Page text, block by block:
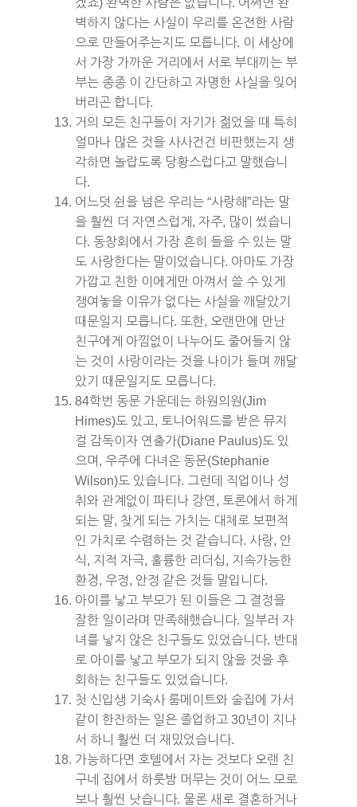
벽하지 않다는 사실이 우리를 온전한 사람
으로 만들어주는지도 모릅니다. 이 세상에
서 가장 가까운 거리에서 서로 부대끼는 부
부는 종종 이 간단하고 자명한 사실을 잊어
버리곤 합니다.
거의 모든 친구들이 자기가 젊었을 때 특히
얼마나 많은 것을 사사건건 비판했는지 생
각하면 놀랍도록 당황스럽다고 말했습니
다.
어느덧 쉰을 넘은 우리는 “사랑해”라는 말
을 훨씬 더 자연스럽게, 자주, 많이 썼습니
다. 동창회에서 가장 흔히 들을 수 있는 말
도 사랑한다는 말이었습니다. 아마도 가장
가깝고 친한 이에게만 아껴서 쓸 수 있게
쟁여놓을 이유가 없다는 사실을 깨달았기
때문일지 모릅니다. 또한, 오랜만에 만난
친구에게 아낌없이 나누어도 줄어들지 않
는 것이 사랑이라는 것을 나이가 들며 깨달
았기 때문일지도 모릅니다.
84학번 동문 가운데는 하원의원(Jim
Himes)도 있고, 토니어워드를 받은 뮤지
컬 감독이자 연출가(Diane Paulus)도 있
으며, 우주에 다녀온 동문(Stephanie
Wilson)도 있습니다. 그런데 직업이나 성
취와 관계없이 파티나 강연, 토론에서 하게
되는 말, 찾게 되는 가치는 대체로 보편적
인 가치로 수렴하는 것 같습니다. 사랑, 안
식, 지적 자극, 훌륭한 리더십, 지속가능한
환경, 우정, 안정 같은 것들 말입니다.
아이를 낳고 부모가 된 이들은 그 결정을
잘한 일이라며 만족해했습니다. 일부러 자
녀를 낳지 않은 친구들도 있었습니다. 반대
로 아이를 낳고 부모가 되지 않을 것을 후
회하는 친구들도 있었습니다.
첫 신입생 기숙사 룸메이트와 술집에 가서
같이 한잔하는 일은 졸업하고 30년이 지나
서 하니 훨씬 더 재밌었습니다.
가능하다면 호텔에서 자는 것보다 오랜 친
구네 집에서 하룻밤 머무는 것이 어느 모로
보나 훨씬 낫습니다. 물론 새로 결혼하거나